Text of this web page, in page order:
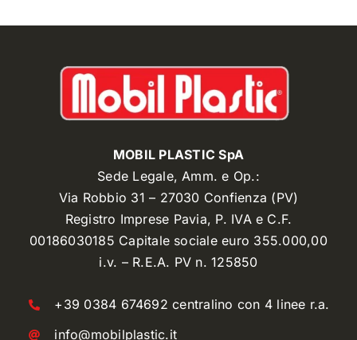
MOBIL PLASTIC SpA
Sede Legale, Amm. e Op.:
Via Robbio 31 – 27030 Confienza (PV)
Registro Imprese Pavia, P. IVA e C.F.
00186030185 Capitale sociale euro 355.000,00
i.v. – R.E.A. PV n. 125850
+39 0384 674692 centralino con 4 linee r.a.
info@mobilplastic.it